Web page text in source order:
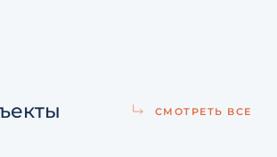
СМОТРЕТЬ ВСЕ